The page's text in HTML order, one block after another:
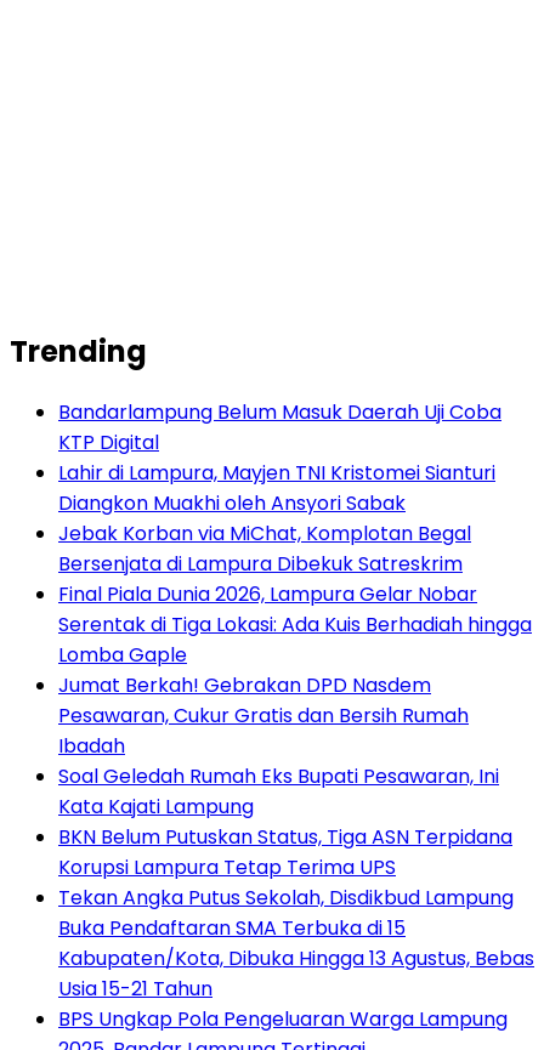
Trending
Bandarlampung Belum Masuk Daerah Uji Coba
KTP Digital
Lahir di Lampura, Mayjen TNI Kristomei Sianturi
Diangkon Muakhi oleh Ansyori Sabak
Jebak Korban via MiChat, Komplotan Begal
Bersenjata di Lampura Dibekuk Satreskrim
Final Piala Dunia 2026, Lampura Gelar Nobar
Serentak di Tiga Lokasi: Ada Kuis Berhadiah hingga
Lomba Gaple
Jumat Berkah! Gebrakan DPD Nasdem
Pesawaran, Cukur Gratis dan Bersih Rumah
Ibadah
Soal Geledah Rumah Eks Bupati Pesawaran, Ini
Kata Kajati Lampung
BKN Belum Putuskan Status, Tiga ASN Terpidana
Korupsi Lampura Tetap Terima UPS
Tekan Angka Putus Sekolah, Disdikbud Lampung
Buka Pendaftaran SMA Terbuka di 15
Kabupaten/Kota, Dibuka Hingga 13 Agustus, Bebas
Usia 15-21 Tahun
BPS Ungkap Pola Pengeluaran Warga Lampung